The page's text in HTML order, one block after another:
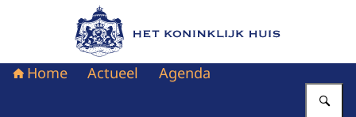
Naar de homepage van Het Koninklijk Huis
Home Actueel Agenda